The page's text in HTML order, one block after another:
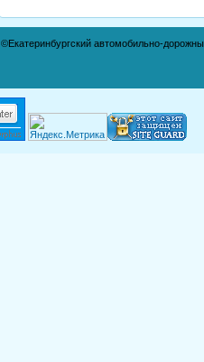
©Екатеринбургский автомобильно-